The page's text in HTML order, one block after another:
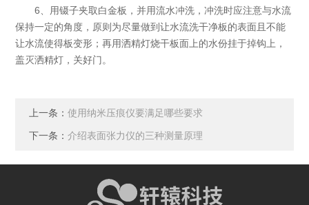
6、用镊子夹取白金板，并用流水冲洗，冲洗时应注意与水流
保持一定的角度，原则为尽量做到让水流洗干净板的表面且不能
让水流使得板变形；再用洒精灯烧干板面上的水份挂于掉钩上，
盖灭洒精灯，关好门。
上一条：使用纳米压痕仪要满足哪些要求
下一条：介绍表面张力仪的三种测量原理